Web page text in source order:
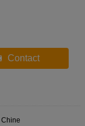
Contact